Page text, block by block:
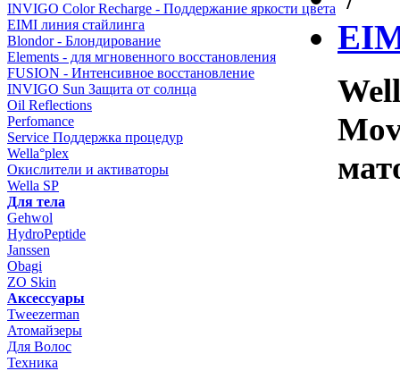
INVIGO Color Recharge - Поддержание яркости цвета
EIMI линия стайлинга
Blondor - Блондирование
Elements - для мгновенного восстановления
FUSION - Интенсивное восстановление
INVIGO Sun Защита от солнца
Oil Reflections
Perfomance
Service Поддержка процедур
Wella°plex
Окислители и активаторы
Wella SP
Для тела
Gehwol
HydroPeptide
Janssen
Obagi
ZO Skin
Aксессуары
Tweezerman
Атомайзеры
Для Волос
Техника